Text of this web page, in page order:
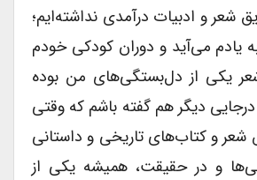
شعر و ادبیات درآمدی نداشته‌ایم؛
یادم می‌آید و دوران کودکی خودم
یکی از دل‌بستگی‌های من بوده
دیگر هم گفته باشم که وقتی
و کتاب‌های تاریخی و داستانی
و در حقیقت، همیشه یکی از